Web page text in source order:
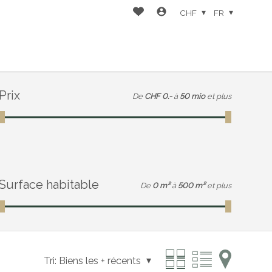
CHF FR
Prix De CHF 0.- à 50 mio et plus
habitable De 0 m² à 500 m² et plus
Tri: Biens les + récents